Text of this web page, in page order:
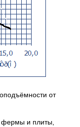
от
фермы и плиты,